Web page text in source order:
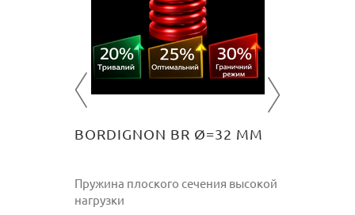
BORDIGNON BR Ø=32 ММ
Пружина плоского сечения высокой
нагрузки